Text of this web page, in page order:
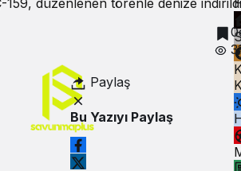
159, düzenlenen törenle denize
Paylaş
Bu Yazıyı Paylaş